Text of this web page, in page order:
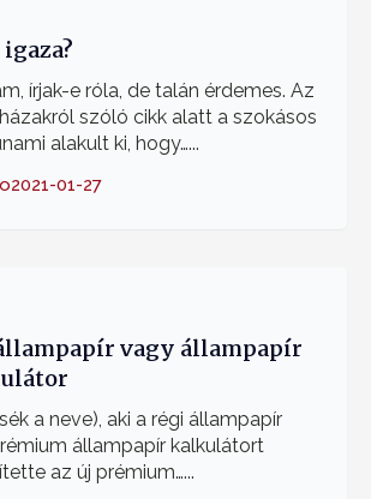
írjak-e róla, de talán érdemes. Az
szóló cikk alatt a szokásos
alakult ki, hogy…...
2021-01-27
vagy állampapír
a neve), aki a régi állampapír
állampapír kalkulátort
az új prémium…...